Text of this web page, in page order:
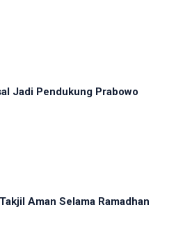
Jadi Pendukung Prabowo
Aman Selama Ramadhan